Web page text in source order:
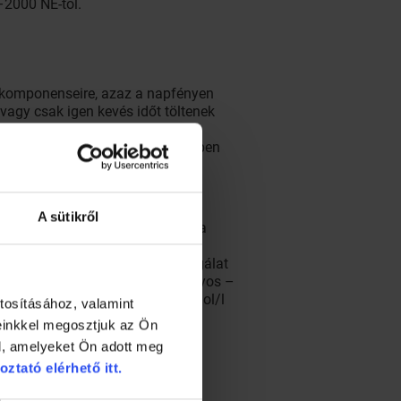
A sütikről
valamint
megosztjuk az Ön
amelyeket Ön adott meg
elérhető itt.
NE-től.
azaz a napfényen
csak igen kevés időt töltenek
betegek keveset tartózkodnak
szempontjából. A zárt térben
hiány kockázata, mint a
D-vitamin-ellátottságának, a
is. Szlovénia a földrajzi
eredményű Nutrihealth vizsgálat
2,6%-a D-vitamin-hiányos –
szérum 25(OH)D-szint 50 nmol/l